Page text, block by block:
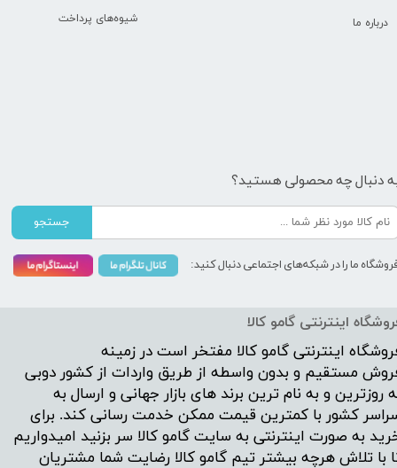
اینترنتی گامو کالا
اینترنتی گامو کالا مفتخر است در زمینه
مستقیم و بدون واسطه از طریق واردات از کشور دوبی
روزترین و به نام ترین برند های بازار جهانی و ارسال به
کشور با کمترین قیمت ممکن خدمت رسانی کند. برای
به صورت اینترنتی به سایت گامو کالا سر بزنید امیدواریم
با تلاش هرچه بیشتر تیم گامو کالا رضایت شما مشتریان
شیوه‌های پرداخت درباره ما
دنبال چه محصولی هستید؟
جستجو
ما را در شبکه‌های اجتماعی دنبال کنید: